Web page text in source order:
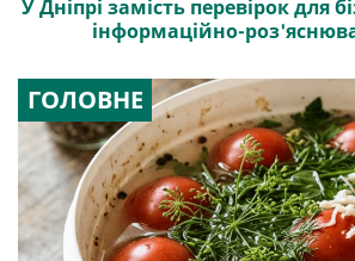
У Дніпрі замість перевірок для
інформаційно-
ГОЛОВНЕ